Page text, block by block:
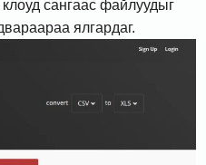
сангаас файлуудыг
ялгардаг.